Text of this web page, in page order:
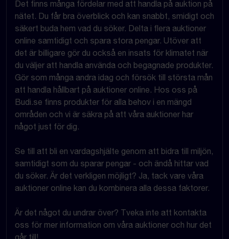
Det finns många fördelar med att handla på auktion på
nätet. Du får bra överblick och kan snabbt, smidigt och
säkert buda hem vad du söker. Delta i flera auktioner
online samtidigt och spara stora pengar. Utöver att
det är billigare gör du också en insats för klimatet när
du väljer att handla använda och begagnade produkter.
Gör som många andra idag och försök till största mån
att handla hållbart på auktioner online. Hos oss på
Budi.se finns produkter för alla behov i en mängd
områden och vi är säkra på att våra auktioner har
något just för dig.
Se till att bli en vardagshjälte genom att bidra till miljön,
samtidigt som du sparar pengar - och ändå hittar vad
du söker. Är det verkligen möjligt? Ja, tack vare våra
auktioner online kan du kombinera alla dessa faktorer.
Är det något du undrar över? Tveka inte att kontakta
oss för mer information om våra auktioner och hur det
går till!